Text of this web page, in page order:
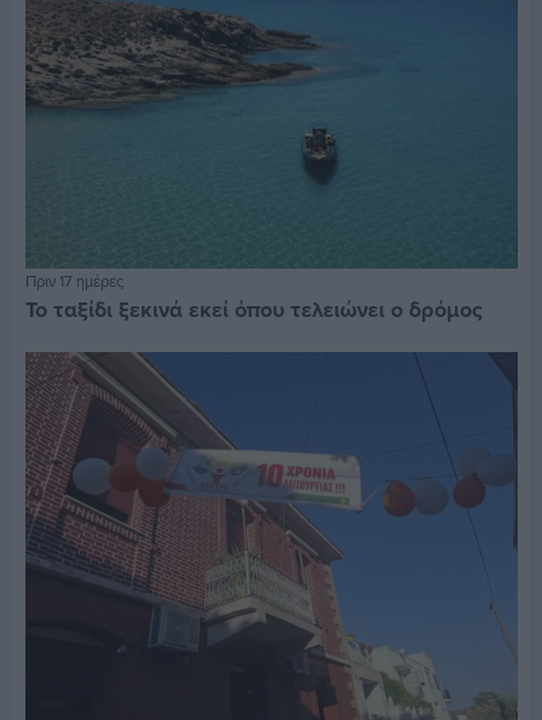
Πριν 17 ημέρες
Το ταξίδι ξεκινά εκεί όπου τελειώνει ο δρόμος